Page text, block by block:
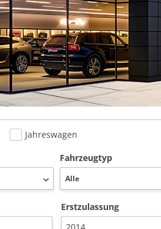
Jahreswagen
Fahrzeugtyp
Erstzulassung